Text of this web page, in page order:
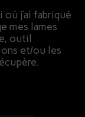
j’ai fabriqué
mes lames
outil
et/ou les